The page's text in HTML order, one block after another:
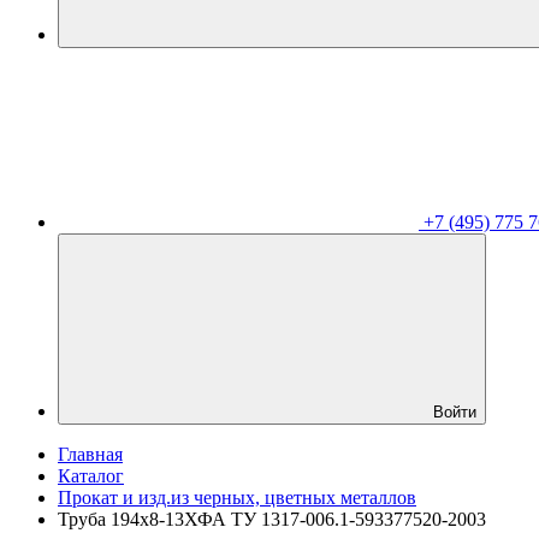
+7 (495) 775
Войти
Главная
Каталог
Прокат и изд.из черных, цветных металлов
Труба 194х8-13ХФА ТУ 1317-006.1-593377520-2003